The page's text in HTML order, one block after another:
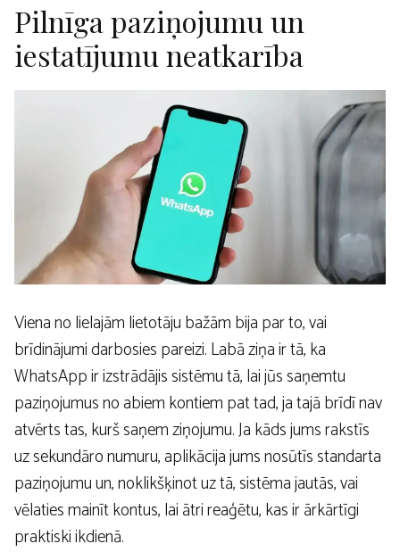
Pilnīga paziņojumu un
iestatījumu neatkarība
Viena no lielajām lietotāju bažām bija par to, vai
brīdinājumi darbosies pareizi. Labā ziņa ir tā, ka
WhatsApp ir izstrādājis sistēmu tā, lai jūs saņemtu
paziņojumus no abiem kontiem pat tad, ja tajā brīdī nav
atvērts tas, kurš saņem ziņojumu. Ja kāds jums rakstīs
uz sekundāro numuru, aplikācija jums nosūtīs standarta
paziņojumu un, noklikšķinot uz tā, sistēma jautās, vai
vēlaties mainīt kontus, lai ātri reaģētu, kas ir ārkārtīgi
praktiski ikdienā.